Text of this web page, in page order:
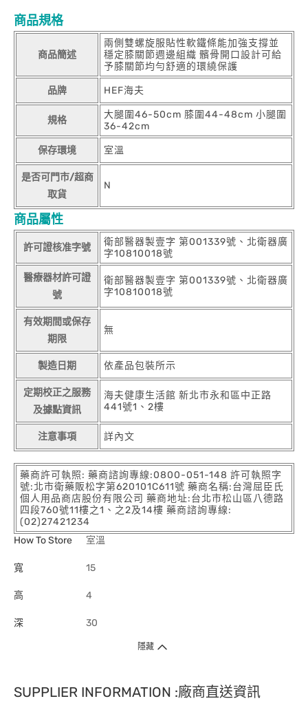
商品規格
商品簡述
兩側雙螺旋服貼性軟鐵條能加強支撐並
穩定膝關節週邊組織 髕骨開口設計可給
予膝關節均勻舒適的環繞保護
品牌 HEF海夫
規格
大腿圍46-50cm 膝圍44-48cm 小腿圍
36-42cm
保存環境 室溫
是否可門市/超商
取貨
N
商品屬性
許可證核准字號
衛部醫器製壹字 第001339號、北衛器廣
字10810018號
醫療器材許可證
號
衛部醫器製壹字 第001339號、北衛器廣
字10810018號
有效期間或保存
期限
無
製造日期 依產品包裝所示
定期校正之服務
及據點資訊
海夫健康生活館 新北市永和區中正路
441號1、2樓
注意事項 詳內文
藥商許可執照: 藥商諮詢專線:0800-051-148 許可執照字
號:北市衛藥販松字第620101C611號 藥商名稱:台灣屈臣氏
個人用品商店股份有限公司 藥商地址:台北市松山區八德路
四段760號11樓之1、之2及14樓 藥商諮詢專線:
(02)27421234
How To Store
室溫
寬 15
高 4
深 30
隱藏
SUPPLIER INFORMATION :廠商直送資訊